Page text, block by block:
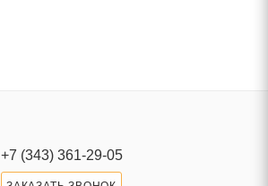
+7 (343) 361-29-05